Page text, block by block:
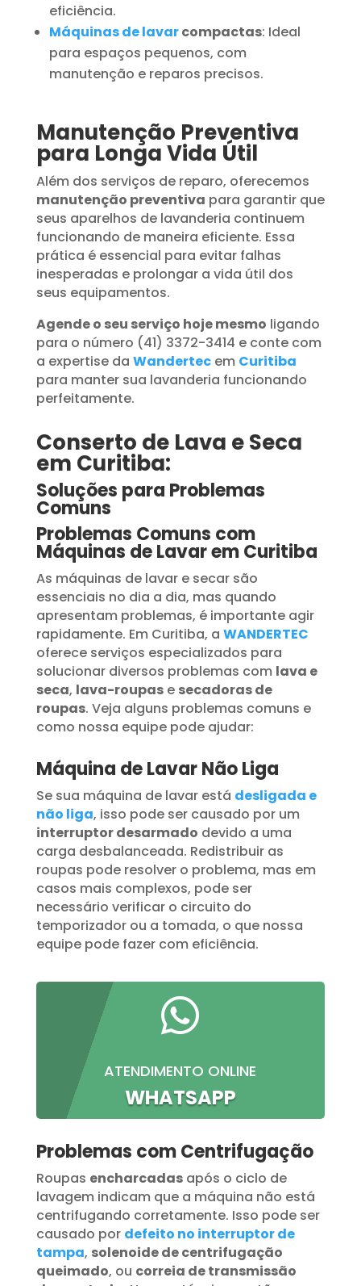
eficiência.
Máquinas de lavarcompactas: Ideal
para espaços pequenos, com
manutenção e reparos precisos.
Manutenção Preventiva
para Longa Vida Útil
Além dos serviços de reparo, oferecemos
manutenção preventiva para garantir que
seus aparelhos de lavanderia continuem
funcionando de maneira eficiente. Essa
prática é essencial para evitar falhas
inesperadas e prolongar a vida útil dos
seus equipamentos.
Agende o seu serviço hoje mesmo ligando
para o número (41) 3372-3414 e conte com
a expertise da Wandertecem Curitiba
para manter sua lavanderia funcionando
perfeitamente.
Conserto de Lava e Seca
em Curitiba:
Soluções para Problemas
Comuns
Problemas Comuns com
Máquinas de Lavar em Curitiba
As máquinas de lavar e secar são
essenciais no dia a dia, mas quando
apresentam problemas, é importante agir
rapidamente. Em Curitiba, a WANDERTEC
oferece serviços especializados para
solucionar diversos problemas com lava e
seca, lava-roupase secadoras de
roupas. Veja alguns problemas comuns e
como nossa equipe pode ajudar:
Máquina de Lavar Não Liga
Se sua máquina de lavar está desligada e
não liga, isso pode ser causado por um
interruptor desarmado devido a uma
carga desbalanceada. Redistribuir as
roupas pode resolver o problema, mas em
casos mais complexos, pode ser
necessário verificar o circuito do
temporizador ou a tomada, o que nossa
equipe pode fazer com eficiência.

ATENDIMENTO ONLINE
WHATSAPP
Problemas com Centrifugação
Roupas encharcadasapós o ciclo de
lavagem indicam que a máquina não está
centrifugando corretamente. Isso pode ser
causado por defeito no interruptor de
tampa, solenoide de centrifugação
queimado, ou correia de transmissão